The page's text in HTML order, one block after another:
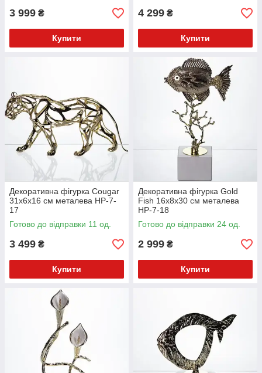
3 999 ₴
Купити
4 299 ₴
Купити
Декоративна фігурка Cougar
31х6х16 см металева HP-7-
17
Готово до відправки 11 од.
3 499 ₴
Купити
Декоративна фігурка Gold
Fish 16x8x30 см металева
HP-7-18
Готово до відправки 24 од.
2 999 ₴
Купити